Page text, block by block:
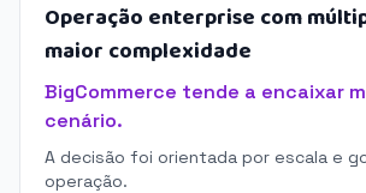
Operação enterprise com
maior complexidade
BigCommerce tende a encaixar
cenário.
A decisão foi orientada por escala e
operação.